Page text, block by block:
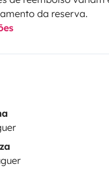
da reserva.